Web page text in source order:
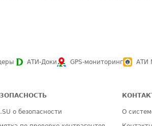
АТИ-Доки GPS-мониторинг АТИ
о безопасности
О